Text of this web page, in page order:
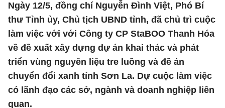
Ngày 12/5, đồng chí Nguyễn Đình Việt, Phó Bí
thư Tỉnh ủy, Chủ tịch UBND tỉnh, đã chủ trì cuộc
làm việc với với Công ty CP StaBOO Thanh Hóa
về đề xuất xây dựng dự án khai thác và phát
triển vùng nguyên liệu tre luồng và đề án
chuyển đổi xanh tỉnh Sơn La. Dự cuộc làm việc
có lãnh đạo các sở, ngành và doanh nghiệp liên
quan.